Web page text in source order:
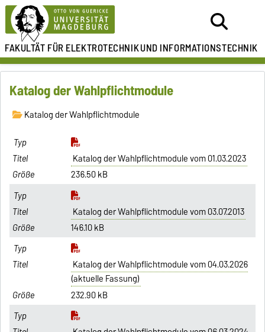
FAKULTÄT FÜR ELEKTROTECHNIKUND INFORMATIONSTECHNIK
Katalog der Wahlpflichtmodule
Katalog der Wahlpflichtmodule
Katalog der Wahlpflichtmodule vom 01.03.2023
236.50 kB
Katalog der Wahlpflichtmodule vom 03.07.2013
146.10 kB
Katalog der Wahlpflichtmodule vom 04.03.2026
(aktuelle Fassung)
232.90 kB